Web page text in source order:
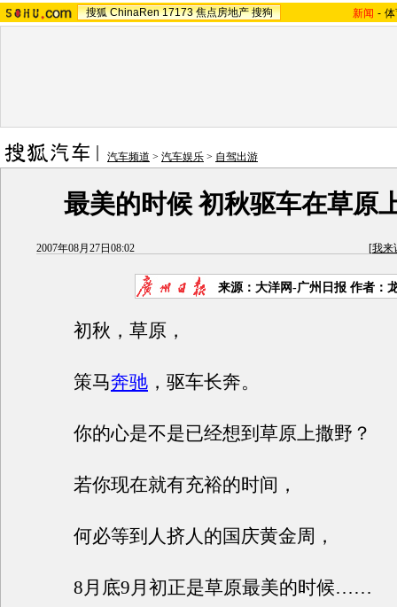
搜狐 ChinaRen 17173 焦点房地产 搜狗 新闻 -
汽车频道 > 汽车娱乐 > 自驾出游
最美的时候 初秋驱车在草原
2007年08月27日08:02 [我来
来源：大洋网-广州日报 作者：
初秋，草原，
策马奔驰 ，驱车长奔。
你的心是不是已经想到草原上撒野？
若你现在就有充裕的时间，
何必等到人挤人的国庆黄金周，
8月底9月初正是草原最美的时候……